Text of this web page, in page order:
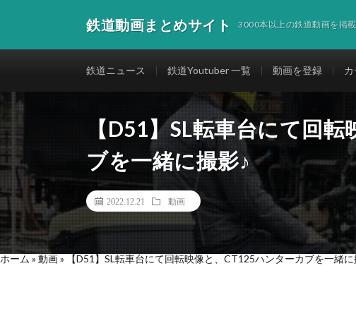
鉄道動画まとめサイト 3000本以上の鉄道動画を掲
鉄道ニュース 鉄道Youtuber 一覧 動画を登録
【D51】SL転車台にて回
ブを一緒に撮影♪
2022.12.21 動画
ホーム » 動画» 【D51】SL転車台にて回転映像と、CT125ハンターカブを一緒に